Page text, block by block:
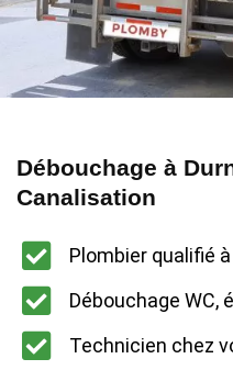
Débouchage à
Canalisation
Plombier qualifié
Débouchage WC,
Technicien chez